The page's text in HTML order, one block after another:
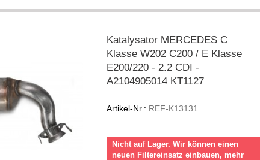
Katalysator MERCEDES C
Klasse W202 C200 / E Klasse
E200/220 - 2.2 CDI -
A2104905014 KT1127
Artikel-Nr.: REF-K13131
Nicht auf Lager. Wir können einen
neuen Filtereinsatz einbauen, mehr